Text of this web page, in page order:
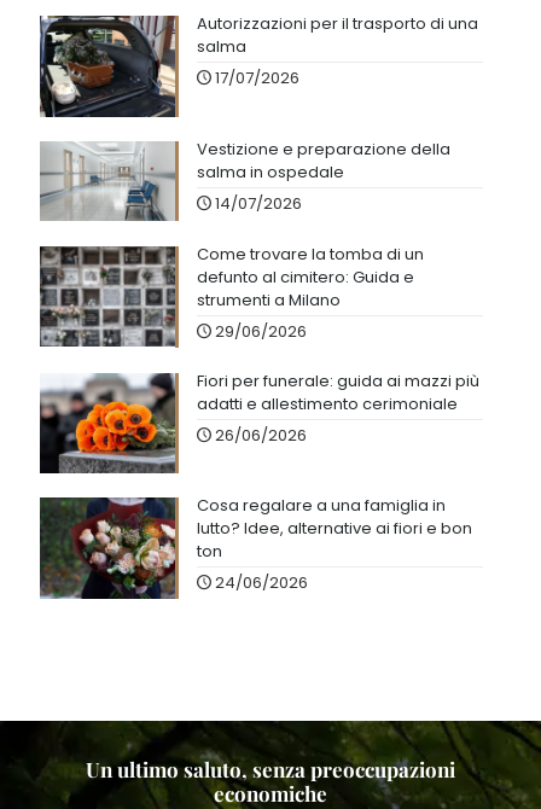
Autorizzazioni per il trasporto di una
salma
17/07/2026
Vestizione e preparazione della
salma in ospedale
14/07/2026
Come trovare la tomba di un
defunto al cimitero: Guida e
strumenti a Milano
29/06/2026
Fiori per funerale: guida ai mazzi più
adatti e allestimento cerimoniale
26/06/2026
Cosa regalare a una famiglia in
lutto? Idee, alternative ai fiori e bon
ton
24/06/2026
Un ultimo saluto, senza preoccupazioni
economiche